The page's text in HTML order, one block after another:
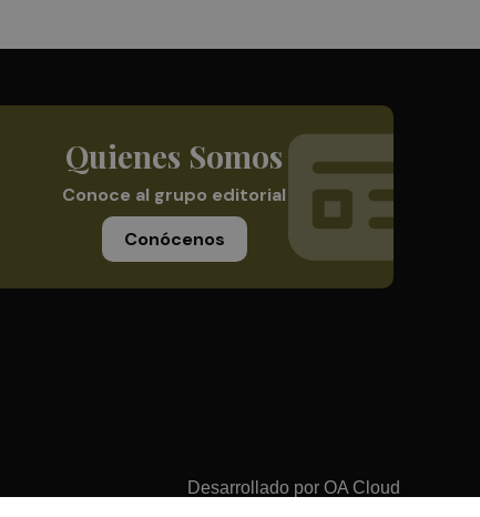
Quienes Somos
Conoce al grupo editorial
Conócenos
Desarrollado por OA Cloud